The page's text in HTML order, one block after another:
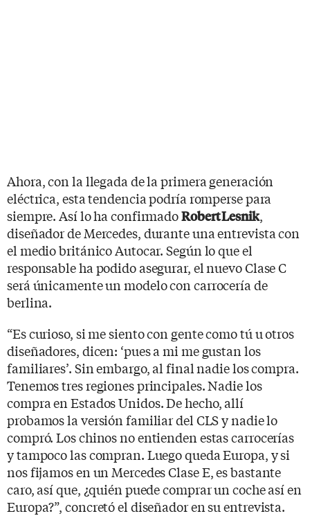
Ahora, con la llegada de la primera generación
eléctrica, esta tendencia podría romperse para
siempre. Así lo ha confirmadoRobert Lesnik,
diseñador de Mercedes, durante una entrevista con
el medio británico Autocar. Según lo que el
responsable ha podido asegurar, el nuevo Clase C
será únicamente un modelo con carrocería de
berlina.
“Es curioso, si me siento con gente como tú u otros
diseñadores, dicen: ‘pues a mi me gustan los
familiares’. Sin embargo, al final nadie los compra.
Tenemos tres regiones principales. Nadie los
compra en Estados Unidos. De hecho, allí
probamos la versión familiar del CLS y nadie lo
compró. Los chinos no entienden estas carrocerías
y tampoco las compran. Luego queda Europa, y si
nos fijamos en un Mercedes Clase E, es bastante
caro, así que, ¿quién puede comprar un coche así en
Europa?”, concretó el diseñador en su entrevista.